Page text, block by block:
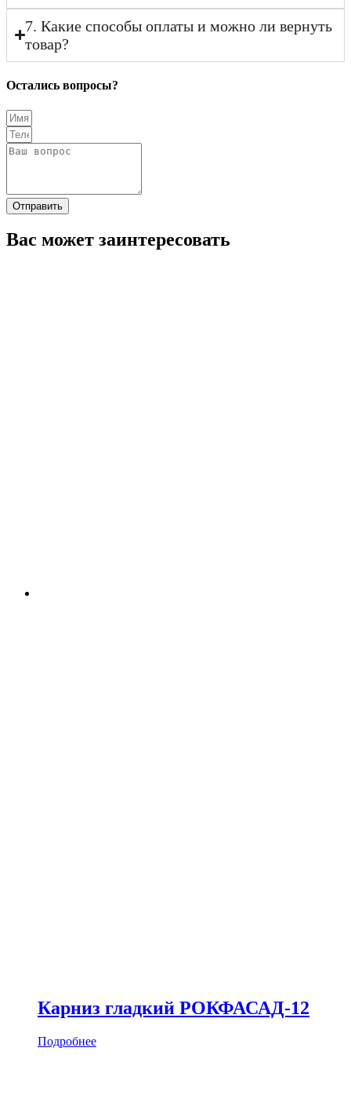
7. Какие способы оплаты и можно ли вернуть
товар?
Остались вопросы?
Отправить
Вас может заинтересовать
Карниз гладкий РОКФАСАД-12
Подробнее